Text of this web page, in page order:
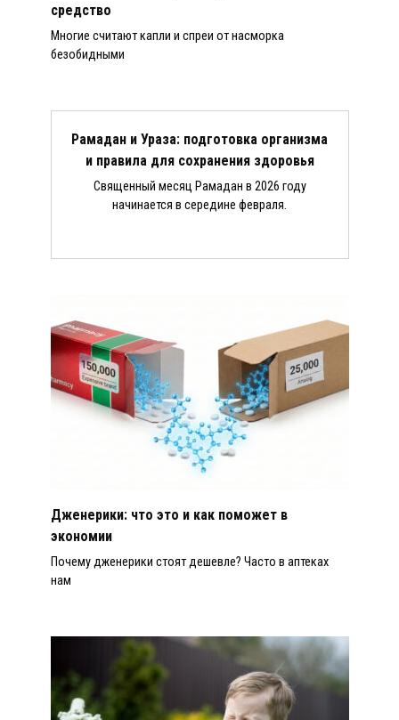
средство
Многие считают капли и спреи от насморка
безобидными
Рамадан и Ураза: подготовка организма
и правила для сохранения здоровья
Священный месяц Рамадан в 2026 году
начинается в середине февраля.
Дженерики: что это и как поможет в
экономии
Почему дженерики стоят дешевле? Часто в аптеках
нам